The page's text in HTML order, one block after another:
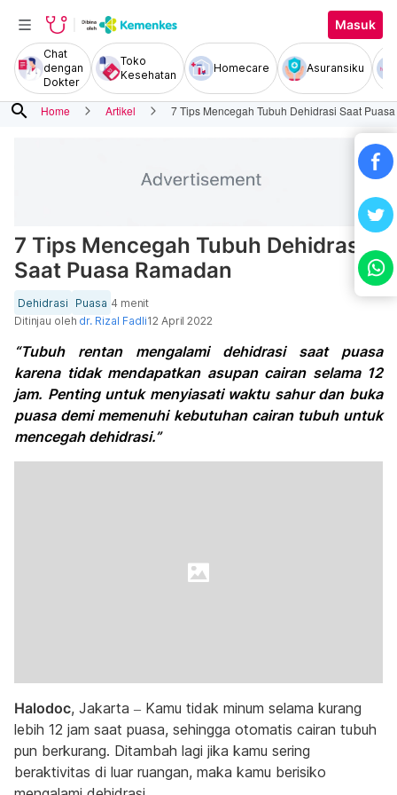
Masuk
Chat
dengan
Dokter
Toko
Kesehatan
Homecare Asuransiku
search Home Artikel 7 Tips Mencegah Tubuh Dehidrasi Saat
7 Tips Mencegah Tubuh Dehidrasi
Saat Puasa Ramadan
Dehidrasi Puasa 4 menit
Ditinjau oleh dr. Rizal Fadli12 April 2022
“Tubuh rentan mengalami dehidrasi saat puasa
karena tidak mendapatkan asupan cairan selama 12
jam. Penting untuk menyiasati waktu sahur dan buka
puasa demi memenuhi kebutuhan cairan tubuh untuk
mencegah dehidrasi.”
Halodoc, Jakarta – Kamu tidak minum selama kurang
lebih 12 jam saat puasa, sehingga otomatis cairan tubuh
pun berkurang. Ditambah lagi jika kamu sering
beraktivitas di luar ruangan, maka kamu berisiko